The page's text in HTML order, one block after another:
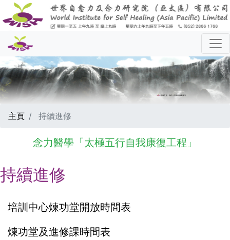
主頁 持續進修
念力醫學「太極五行自我康復工程」
持續進修
培訓中心煉功堂開放時間表
煉功堂及進修課時間表